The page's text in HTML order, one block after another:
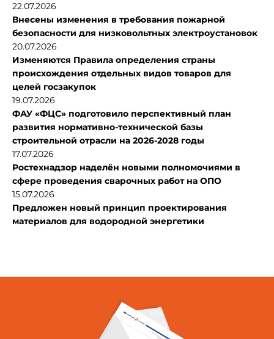
22.07.2026
Внесены изменения в требования пожарной
безопасности для низковольтных электроустановок
20.07.2026
Изменяются Правила определения страны
происхождения отдельных видов товаров для
целей госзакупок
19.07.2026
ФАУ «ФЦС» подготовило перспективный план
развития нормативно-технической базы
строительной отрасли на 2026-2028 годы
17.07.2026
Ростехнадзор наделён новыми полномочиями в
сфере проведения сварочных работ на ОПО
15.07.2026
Предложен новый принцип проектирования
материалов для водородной энергетики